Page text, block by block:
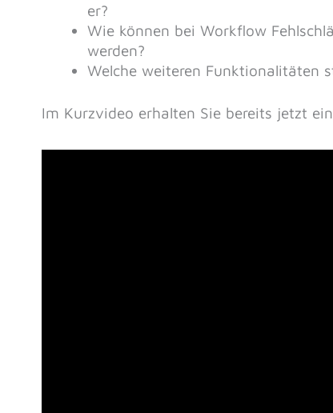
er?
Wie können bei Workflow
werden?
Welche weiteren Funktionalitäten
Im Kurzvideo erhalten Sie bereits jetzt